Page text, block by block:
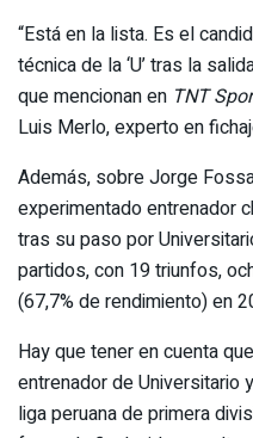
“Está en la lista. Es el
técnica de la ‘U’ tras la
que mencionan en TNT
Luis Merlo, experto en
Además, sobre Jorge
experimentado entrenador
tras su paso por
partidos, con 19 triunfos,
(67,7% de rendimiento) en
Hay que tener en cuenta
entrenador de Universitario
liga peruana de primera